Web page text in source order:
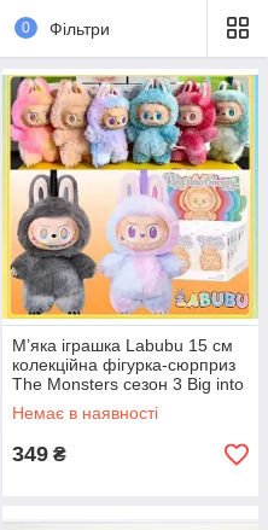
0 Фільтри
М’яка іграшка Labubu 15 см
колекційна фігурка-сюрприз
The Monsters сезон 3 Big into
Energy преміум плюш
Немає в наявності
349 ₴